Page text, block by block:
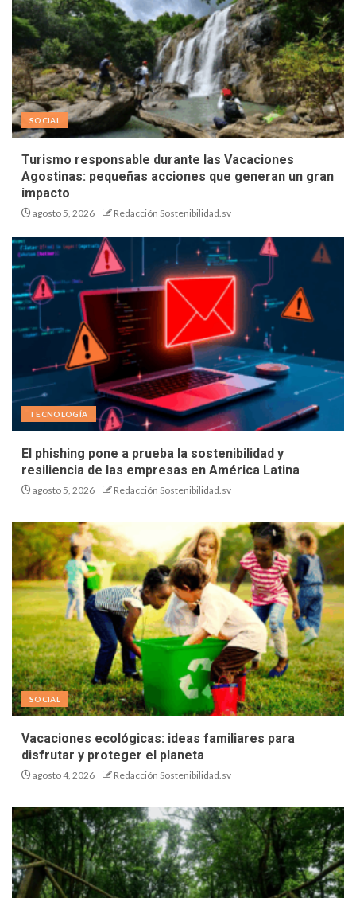
SOCIAL
Turismo responsable durante las Vacaciones
Agostinas: pequeñas acciones que generan un gran
impacto
agosto 5, 2026 Redacción Sostenibilidad.sv
TECNOLOGÍA
El phishing pone a prueba la sostenibilidad y
resiliencia de las empresas en América Latina
agosto 5, 2026 Redacción Sostenibilidad.sv
SOCIAL
Vacaciones ecológicas: ideas familiares para
disfrutar y proteger el planeta
agosto 4, 2026 Redacción Sostenibilidad.sv